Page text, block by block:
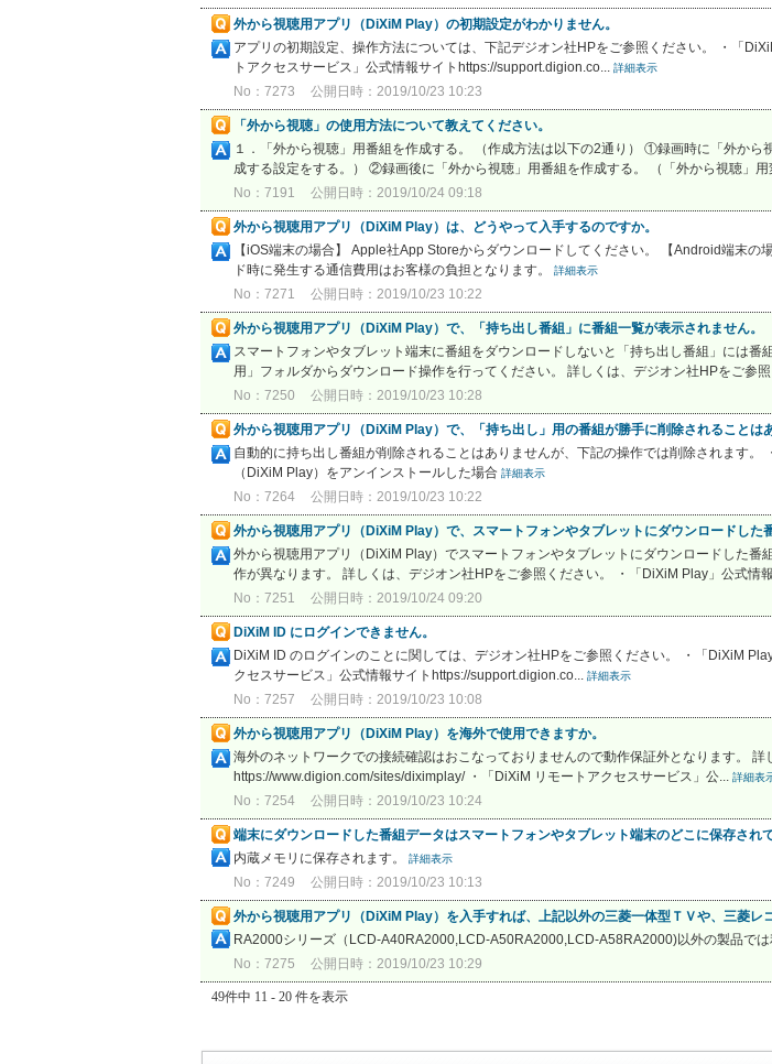
外から視聴用アプリ（DiXiM Play）の初期設定がわかりません。
アプリの初期設定、操作方法については、下記デジオン社HPをご参照ください。 ・「
トアクセスサービス」公式情報サイトhttps://support.digion.co... 詳細表示
No：7273 公開日時：2019/10/23 10:23
「外から視聴」の使用方法について教えてください。
１．「外から視聴」用番組を作成する。 （作成方法は以下の2通り） ①録画時に「外か
成する設定をする。） ②録画後に「外から視聴」用番組を作成する。 （「外から視聴」
No：7191 公開日時：2019/10/24 09:18
外から視聴用アプリ（DiXiM Play）は、どうやって入手するのですか。
【iOS端末の場合】 Apple社App Storeからダウンロードしてください。 【Android端末
ド時に発生する通信費用はお客様の負担となります。
詳細表示
No：7271 公開日時：2019/10/23 10:22
外から視聴用アプリ（DiXiM Play）で、「持ち出し番組」に番組一覧が表示されません。
スマートフォンやタブレット端末に番組をダウンロードしないと「持ち出し番組」には
用」フォルダからダウンロード操作を行ってください。 詳しくは、デジオン社HPをご参
No：7250 公開日時：2019/10/23 10:28
外から視聴用アプリ（DiXiM Play）で、「持ち出し」用の番組が勝手に削除されることは
自動的に持ち出し番組が削除されることはありませんが、下記の操作では削除されます
（DiXiM Play）をアンインストールした場合 詳細表示
No：7264 公開日時：2019/10/23 10:22
外から視聴用アプリ（DiXiM Play）で、スマートフォンやタブレットにダウンロードした
外から視聴用アプリ（DiXiM Play）でスマートフォンやタブレットにダウンロードした
作が異なります。 詳しくは、デジオン社HPをご参照ください。 ・「DiXiM Play」公式情
No：7251 公開日時：2019/10/24 09:20
DiXiM ID にログインできません。
DiXiM ID のログインのことに関しては、デジオン社HPをご参照ください。 ・「DiXiM
クセスサービス」公式情報サイトhttps://support.digion.co... 詳細表示
No：7257 公開日時：2019/10/23 10:08
外から視聴用アプリ（DiXiM Play）を海外で使用できますか。
海外のネットワークでの接続確認はおこなっておりませんので動作保証外となります。
https://www.digion.com/sites/diximplay/ ・「DiXiM リモートアクセスサービス」公... 詳細表
No：7254 公開日時：2019/10/23 10:24
端末にダウンロードした番組データはスマートフォンやタブレット端末のどこに保存され
内蔵メモリに保存されます。
詳細表示
No：7249 公開日時：2019/10/23 10:13
外から視聴用アプリ（DiXiM Play）を入手すれば、上記以外の三菱一体型ＴＶや、三菱レ
RA2000シリーズ（LCD-A40RA2000,LCD-A50RA2000,LCD-A58RA2000)以外の製品では
No：7275 公開日時：2019/10/23 10:29
49件中 11 - 20 件を表示